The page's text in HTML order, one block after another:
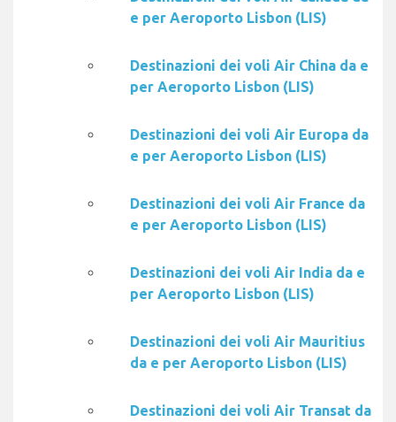
e per Aeroporto Lisbon (LIS)
Destinazioni dei voli Air China da e
per Aeroporto Lisbon (LIS)
Destinazioni dei voli Air Europa da
e per Aeroporto Lisbon (LIS)
Destinazioni dei voli Air France da
e per Aeroporto Lisbon (LIS)
Destinazioni dei voli Air India da e
per Aeroporto Lisbon (LIS)
Destinazioni dei voli Air Mauritius
da e per Aeroporto Lisbon (LIS)
Destinazioni dei voli Air Transat da